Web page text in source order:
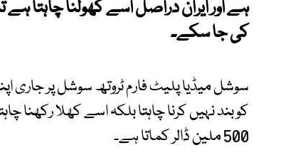
ہے اور ایران دراصل اسے کھولنا چاہتا
کی جا سکے۔
سوشل میڈیا پلیٹ فارم ٹروتھ سوشل پر جاری
کو بند نہیں کرنا چاہتا بلکہ اسے کھلا رکھنا
500 ملین ڈالر کماتا ہے۔